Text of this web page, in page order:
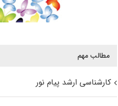
مطالب مهم
کارشناسی ارشد پیام نور